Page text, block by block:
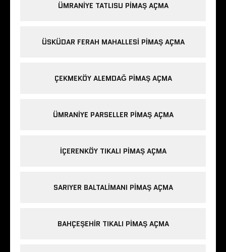
ÜMRANIYE TATLISU PIMAŞ AÇMA
ÜSKÜDAR FERAH MAHALLESI PIMAŞ AÇMA
ÇEKMEKÖY ALEMDAĞ PIMAŞ AÇMA
ÜMRANIYE PARSELLER PIMAŞ AÇMA
IÇERENKÖY TIKALI PIMAŞ AÇMA
SARIYER BALTALIMANI PIMAŞ AÇMA
BAHÇEŞEHIR TIKALI PIMAŞ AÇMA